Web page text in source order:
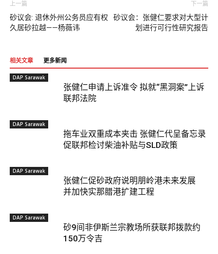
上一篇
砂议会: 退休外州公务员应有权
久居砂拉越——杨薇讳
下一篇
砂议会：张健仁要求对大型计
划进行可行性研究报告
相关文章 更多新闻
DAP Sarawak
张健仁申请上诉准令 拟就“黑洞案”上诉
联邦法院
DAP Sarawak
拖车业双重成本夹击 张健仁代呈备忘录
促联邦检讨柴油补贴与SLD政策
DAP Sarawak
张健仁促砂政府说明朋岭港未来发展
并加快实那腊港扩建工程
DAP Sarawak
砂9间非伊斯兰宗教场所获联邦拨款约
150万令吉